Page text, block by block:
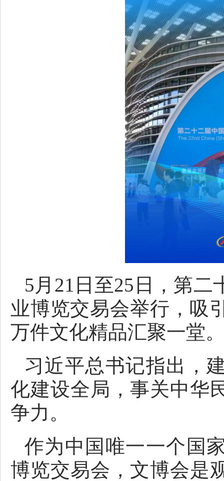
5月21日至25日，第
业博览交易会举行，吸
万件文化精品汇聚一堂
习近平总书记指出，
化建设全局，事关中华
争力。
作为中国唯一一个国
博览交易会，文博会是